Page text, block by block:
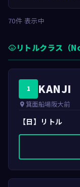
70件 表示中
child_careリトルクラス（
1 KANJI
place 箕面船場阪大前
【日】リトル